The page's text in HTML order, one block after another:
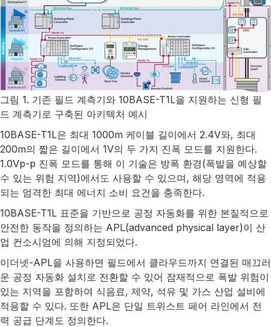
그림 1. 기존 필드 계측기와 10BASE-T1L을 지원하는 신형 필
드 계측기로 구축된 아키텍처 예시
10BASE-T1L은 최대 1000m 케이블 길이에서 2.4V와, 최대
200m의 짧은 길이에서 1V의 두 가지 진폭 모드를 지원한다.
1.0Vp-p 진폭 모드를 통해 이 기술은 방폭 환경(폭발을 예상할
수 있는 위험 지역)에서도 사용할 수 있으며, 해당 영역에 적용
되는 엄격한 최대 에너지 소비 요건을 충족한다.
10BASE-T1L 표준을 기반으로 공정 자동화를 위한 본질적으로
안전한 동작을 정의하는 APL(advanced physical layer)이 산
업 컨소시엄에 의해 지정되었다.
이더넷-APL을 사용하면 필드에서 클라우드까지 연결된 매끄러
운 공정 자동화 설치로 전환할 수 있어 잠재적으로 폭발 위험이
있는 지역을 포함하여 식음료, 제약, 석유 및 가스 산업 설비에
적용할 수 있다. 또한 APL은 단일 트위스트 페어 라인에서 전
력 공급 단계도 정의한다.